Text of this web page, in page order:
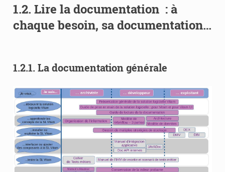
1.2. Lire la documentation : à
chaque besoin, sa documentation…
1.2.1. La documentation générale